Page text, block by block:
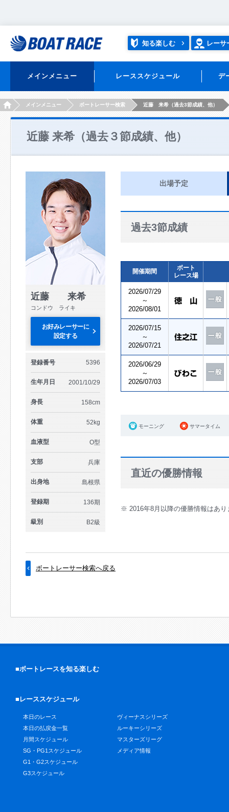
知る楽しむ レーサ
メインメニュー レーススケジュール デ
HOMEメインメニュー ボートレーサー検索 近藤 来希（過去3節成績、他）
近藤 来希（過去３節成績、他）
近藤 来希
コンドウ ライキ
お好みレーサーに
設定する
登録番号 5396
生年月日 2001/10/29
身長 158cm
体重 52kg
血液型 O型
支部 兵庫
出身地 島根県
登録期 136期
級別 B2級
出場予定
過去3節成績
開催期間
ボート
レース場
2026/07/29
～
2026/08/01
2026/07/15
～
2026/07/21
2026/06/29
～
2026/07/03
モーニング サマータイム
直近の優勝情報
※ 2016年8月以降の優勝情報はあり
ボートレーサー検索へ戻る
■ボートレースを知る楽しむ
■レーススケジュール
本日のレース
本日の払戻金一覧
月間スケジュール
SG・PG1スケジュール
G1・G2スケジュール
G3スケジュール
ヴィーナスシリーズ
ルーキーシリーズ
マスターズリーグ
メディア情報